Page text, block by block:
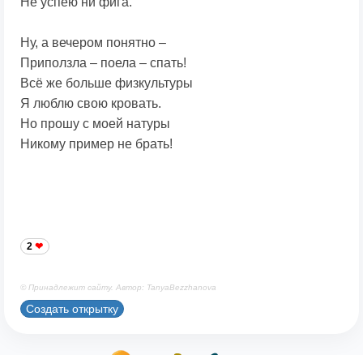
Ну, а вечером понятно –
Приползла – поела – спать!
Всё же больше физкультуры
Я люблю свою кровать.
Но прошу с моей натуры
Никому пример не брать!
2
© Принадлежит сайту. Автор: TanyaBezzhanova
Создать открытку